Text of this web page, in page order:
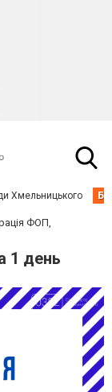
Хмельницького Б
ФОП,
1 день